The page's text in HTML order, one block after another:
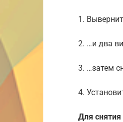
1.
2. …и два
3. …затем
4.
Для